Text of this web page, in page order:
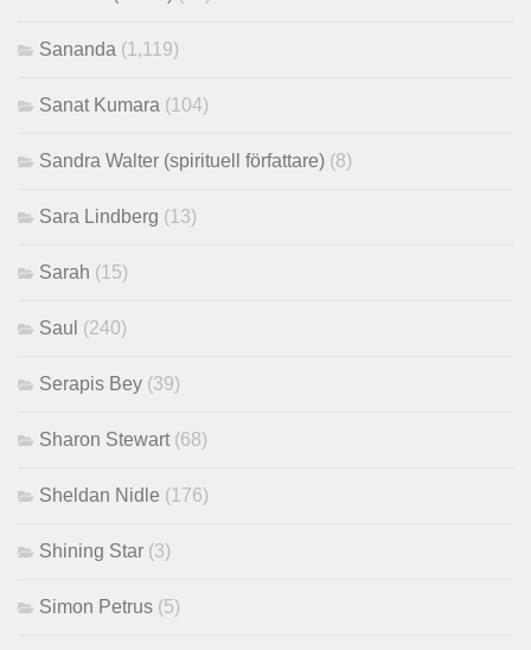
Sananda (1,119)
Sanat Kumara (104)
Sandra Walter (spirituell författare) (8)
Sara Lindberg (13)
Sarah (15)
Saul (240)
Serapis Bey (39)
Sharon Stewart (68)
Sheldan Nidle (176)
Shining Star (3)
Simon Petrus (5)